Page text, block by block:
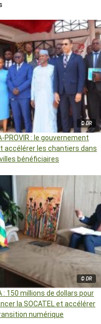
© DR
PROVIR : le gouvernement
accélérer les chantiers dans
bénéficiaires
© DR
: 150 millions de dollars pour
la SOCATEL et accélérer
numérique